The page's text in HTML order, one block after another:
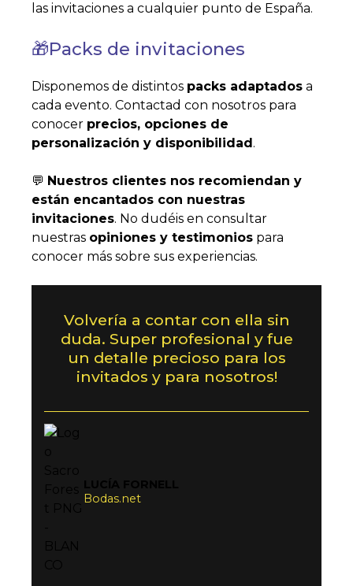
las invitaciones a cualquier punto de España.
🎁Packs de invitaciones
Disponemos de distintos packs adaptados a
cada evento. Contactad con nosotros para
conocer precios, opciones de
personalización y disponibilidad.
💬 Nuestros clientes nos recomiendan y
están encantados con nuestras
invitaciones. No dudéis en consultar
nuestras opiniones y testimonios para
conocer más sobre sus experiencias.
Volvería a contar con ella sin
duda. Super profesional y fue
un detalle precioso para los
invitados y para nosotros!
Bodas.net